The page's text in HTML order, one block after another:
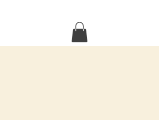
Geschiedenis